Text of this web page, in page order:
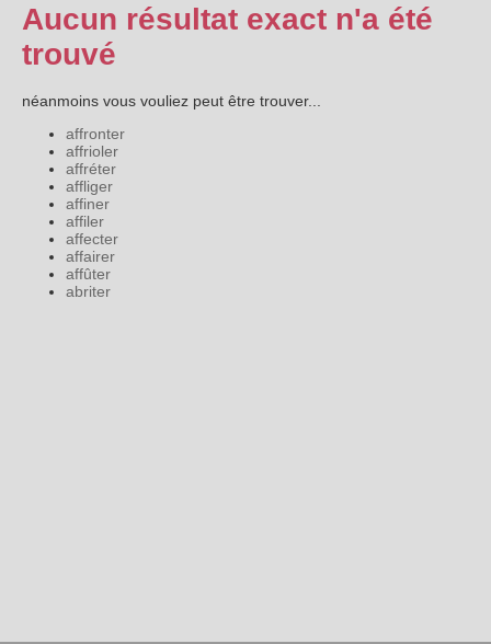
Aucun résultat exact n'a été
trouvé
néanmoins vous vouliez peut être trouver...
affronter
affrioler
affréter
affliger
affiner
affiler
affecter
affairer
affûter
abriter